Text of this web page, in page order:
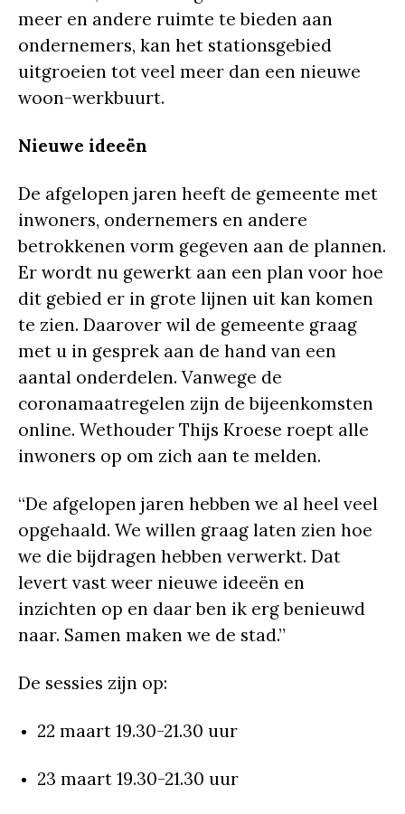
meer en andere ruimte te bieden aan
ondernemers, kan het stationsgebied
uitgroeien tot veel meer dan een nieuwe
woon-werkbuurt.
Nieuwe ideeën
De afgelopen jaren heeft de gemeente met
inwoners, ondernemers en andere
betrokkenen vorm gegeven aan de plannen.
Er wordt nu gewerkt aan een plan voor hoe
dit gebied er in grote lijnen uit kan komen
te zien. Daarover wil de gemeente graag
met u in gesprek aan de hand van een
aantal onderdelen. Vanwege de
coronamaatregelen zijn de bijeenkomsten
online. Wethouder Thijs Kroese roept alle
inwoners op om zich aan te melden.
“De afgelopen jaren hebben we al heel veel
opgehaald. We willen graag laten zien hoe
we die bijdragen hebben verwerkt. Dat
levert vast weer nieuwe ideeën en
inzichten op en daar ben ik erg benieuwd
naar. Samen maken we de stad.”
De sessies zijn op:
22 maart 19.30-21.30 uur
23 maart 19.30-21.30 uur